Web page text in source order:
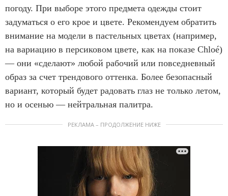
погоду. При выборе этого предмета одежды стоит
задуматься о его крое и цвете. Рекомендуем обратить
внимание на модели в пастельных цветах (например,
на вариацию в персиковом цвете, как на показе Chloé)
— они «сделают» любой рабочий или повседневный
образ за счет трендового оттенка. Более безопасный
вариант, который будет радовать глаз не только летом,
но и осенью — нейтральная палитра.
РЕКЛАМА – ПРОДОЛЖЕНИЕ НИЖЕ